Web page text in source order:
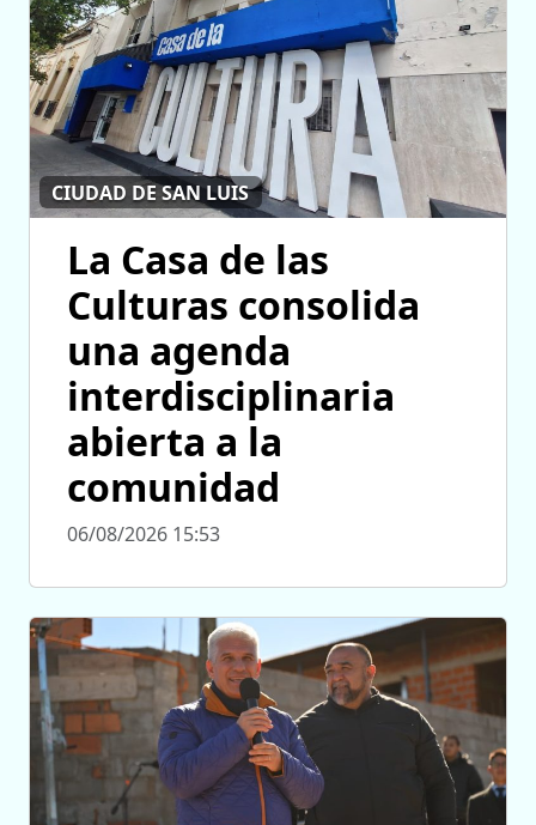
CIUDAD DE SAN LUIS
La Casa de las
Culturas consolida
una agenda
interdisciplinaria
abierta a la
comunidad
06/08/2026 15:53